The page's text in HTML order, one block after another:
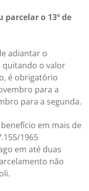
o 13º de
adiantar o
quitando o valor
é obrigatório
para a
para a segunda.
em mais de
1965
em até duas
não